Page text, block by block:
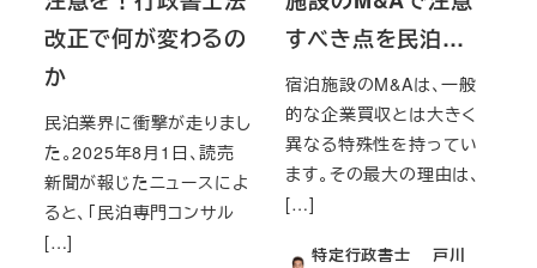
改正で何が変わるの
か
民泊業界に衝撃が走りまし
た。2025年8月1日、読売
新聞が報じたニュースによ
ると、「民泊専門コンサル
[…]
すべき点を民泊…
宿泊施設のM&Aは、一般
的な企業買収とは大きく
異なる特殊性を持ってい
ます。その最大の理由は、
[…]
特定行政書士 戸川